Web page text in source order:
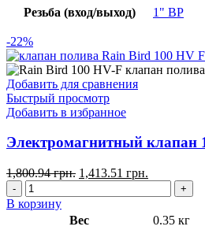
Резьба (вход/выход) 1" ВР
-22%
Добавить для сравнения
Быстрый просмотр
Добавить в избранное
Электромагнитный клапан
1,800.94грн. 1,413.51 грн.
В корзину
Вес
0.35 кг